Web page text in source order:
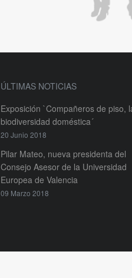
ÚLTIMAS NOTICIAS
Exposición `Compañeros de piso,
biodiversidad doméstica´
20 Junio 2018
Pilar Mateo, nueva presidenta del
Consejo Asesor de la Universidad
Europea de Valencia
09 Marzo 2018